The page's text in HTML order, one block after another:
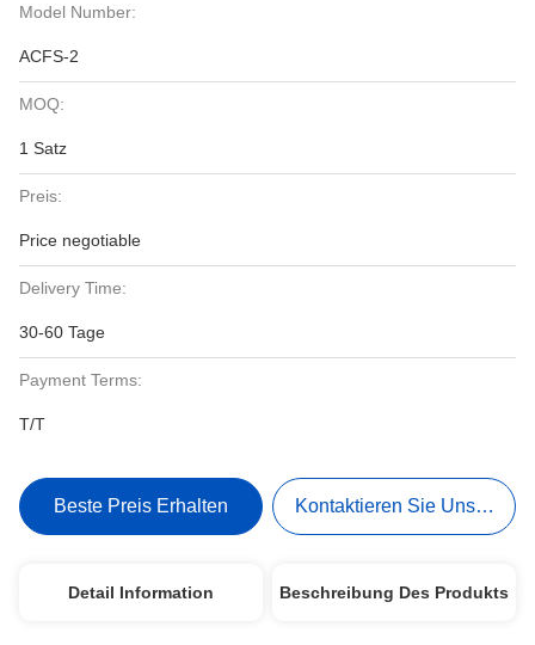
Model Number:
ACFS-2
MOQ:
1 Satz
Preis:
Price negotiable
Delivery Time:
30-60 Tage
Payment Terms:
T/T
Beste Preis Erhalten Kontaktieren Sie Uns Jetzt
Detail Information Beschreibung Des Produkts